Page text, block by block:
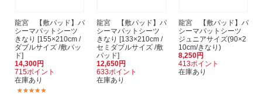
龍宮 【敷パッド】パ
シーマパットシーツ
きなり [155×210cm /
ダブルサイズ /敷パッ
ド]
14,300円
715ポイント
在庫あり
龍宮 【敷パッド】パ
シーマパットシーツ
きなり [133×210cm /
セミダブルサイズ /敷
パッド]
12,650円
633ポイント
在庫あり
龍宮 【敷パッド】パ
シーマパットシーツ
ジュニアサイズ(90×2
10cm/きなり)
8,250円
413ポイント
在庫あり